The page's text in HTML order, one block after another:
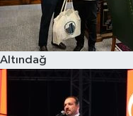
Altındağ
Spor
Burç Yorumları
Çocuk